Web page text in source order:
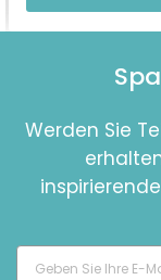
Werden Sie